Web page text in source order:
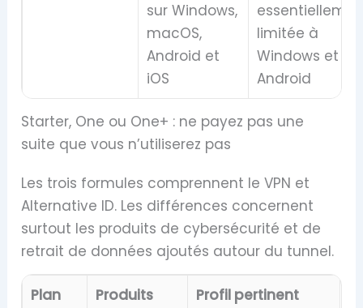
sur Windows,
macOS,
Android et
iOS
limitée à
Windows et
Android
Starter, One ou One+ : ne payez pas une
suite que vous n’utiliserez pas
Les trois formules comprennent le VPN et
Alternative ID. Les différences concernent
surtout les produits de cybersécurité et de
retrait de données ajoutés autour du tunnel.
Plan Produits Profil pertinent